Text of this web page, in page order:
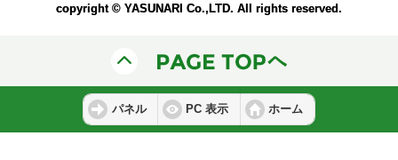
copyright © YASUNARI Co.,LTD. All rights reserved.
パネル PC 表示 ホーム